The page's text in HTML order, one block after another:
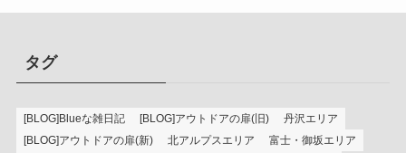
タグ
[BLOG]Blueな雑日記 [BLOG]アウトドアの扉(旧)
丹沢エリア
[BLOG]アウトドアの扉(新)
北アルプスエリア
富士・御坂エリア